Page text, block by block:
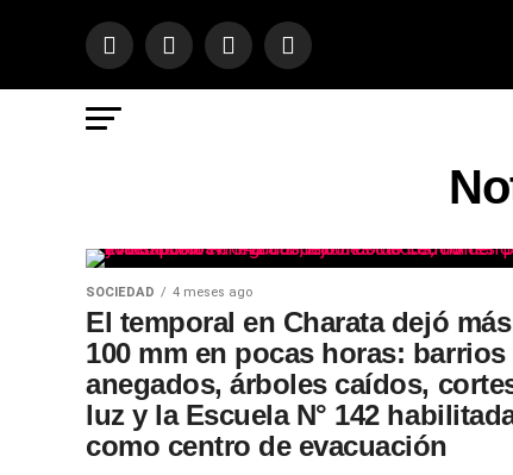
SOCIEDAD 4 meses ago
El temporal en Charata dejó
100 mm en pocas horas: barrios
anegados, árboles caídos,
luz y la Escuela N° 142
como centro de evacuación